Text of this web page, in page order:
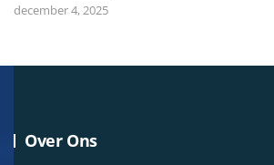
december 4, 2025
Over Ons